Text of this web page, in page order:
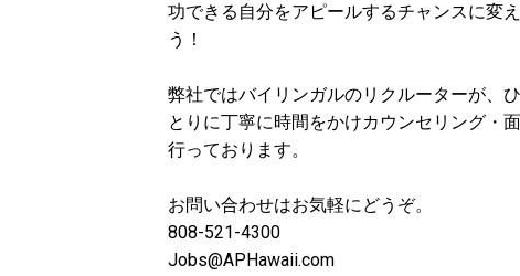
功できる自分をアピールするチャンスに変
う！
弊社ではバイリンガルのリクルーターが、
とりに丁寧に時間をかけカウンセリング・
行っております。
お問い合わせはお気軽にどうぞ。
808-521-4300
Jobs@APHawaii.com